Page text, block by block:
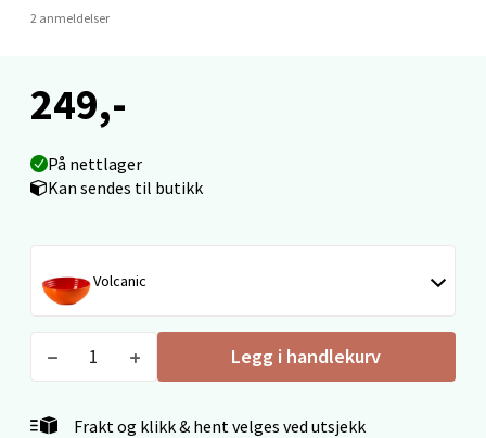
2 anmeldelser
249,-
På nettlager
Kan sendes til butikk
Volcanic
Legg i handlekurv
Frakt og klikk & hent velges ved utsjekk
0 i butikk
Narvik - Thon Senter Malmporten
Åpent i dag 10-20